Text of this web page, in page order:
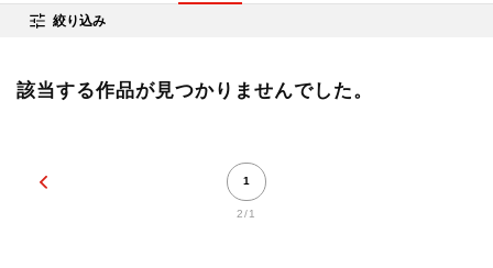
絞り込み
該当する作品が見つかりませんでした。
1
2/1